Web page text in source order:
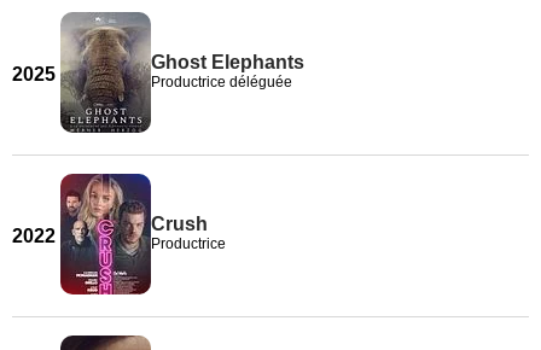
2025
Ghost Elephants
Productrice déléguée
2022
Crush
Productrice